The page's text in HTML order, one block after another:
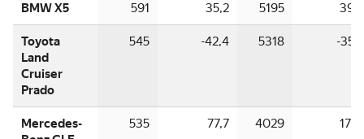
BMW X5 591 35,2 5195 39,6
Toyota
Land
Cruiser
Prado
545 -42,4 5318 -35,9
Mercedes-
535 77,7 4029 177,1